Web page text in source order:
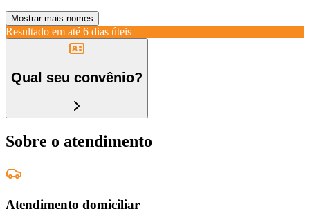
Mostrar mais nomes
Resultado em até 6 dias úteis
Qual seu convênio?
Sobre o atendimento
Atendimento domiciliar